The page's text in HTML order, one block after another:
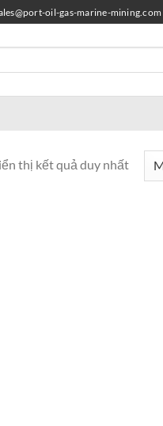
oil-gas-marine-mining.com
thị kết quả duy nhất